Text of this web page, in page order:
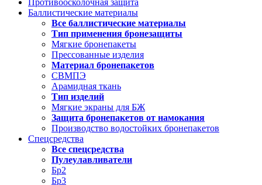
Противоосколочная защита
Баллистические материалы
Все баллистические материалы
Тип применения бронезащиты
Мягкие бронепакеты
Прессованные изделия
Материал бронепакетов
СВМПЭ
Арамидная ткань
Тип изделий
Мягкие экраны для БЖ
Защита бронепакетов от намокания
Производство водостойких бронепакетов
Спецсредства
Все спецсредства
Пулеулавливатели
Бр2
Бр3